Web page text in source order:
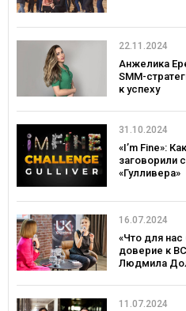
22.11.2024
Анжелика
SMM-
к успеху
31.10.2024
«I’m Fine»:
заговорили
«Гулливера»
16.07.2024
«Что для
доверие к
Людмила
11.07.2024